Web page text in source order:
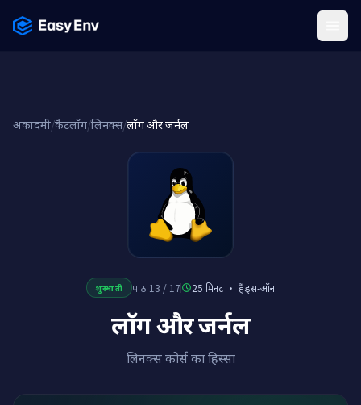
अकादमी/कैटलॉग/लिनक्स/लॉग और जर्नल
शुरुआती पाठ 13 / 17 25 मिनट·हैंड्स-ऑन
लॉग और जर्नल
लिनक्स कोर्स का हिस्सा